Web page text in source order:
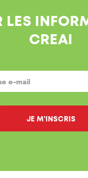
LES
CREAI